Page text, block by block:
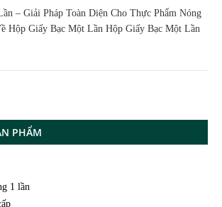
– Giải Pháp Toàn Diện Cho Thực Phẩm Nóng
Hộp Giấy Bạc Một Lần Hộp Giấy Bạc Một Lần
PHẨM
1 lần